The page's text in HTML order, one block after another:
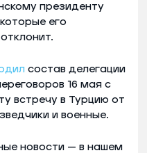
президенту
его
состав делегации
16 мая с
встречу в Турцию от
и военные.
новости — в нашем